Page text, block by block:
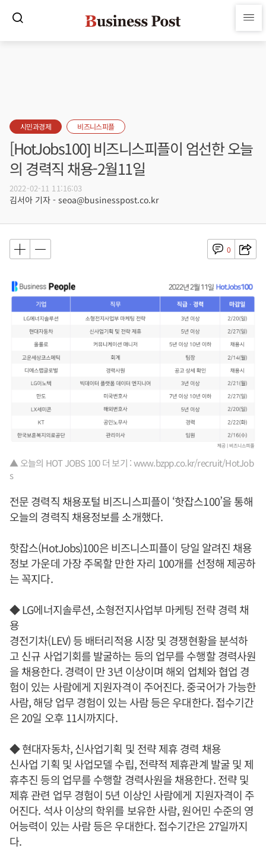
시민과경제 비즈니스피플
[HotJobs100] 비즈니스피플이 엄선한 오늘
의 경력직 채용-2월11일
2022-02-11 11:16:03
김서아 기자 - seoa@businesspost.co.kr
0
▲ 오늘의 HOT JOBS 100 더 보기 : www.bzpp.co.kr/recruit/HotJob
s
전문 경력직 채용포털 비즈니스피플이 ‘핫잡스100’을 통해
오늘의 경력직 채용정보를 소개했다.
핫잡스(HotJobs)100은 비즈니스피플이 당일 알려진 채용
정보 가운데 가장 주목할 만한 자리 100개를 선정해 제공하
는 꼭지다.
◆ LG에너지솔루션, 소형전지사업부 마케팅 전략 경력 채
용
경전기차(LEV) 등 배터리적용 시장 및 경쟁현황을 분석하
고 신규 사업기회를 발굴하는 등의 업무를 수행할 경력사원
을 채용한다. 경력이 만 3년 이상이며 해외 업체와 협업 경
험이 있는 사람에게 지원자격이 주어진다. 중국어가 가능한
사람, 해당 업무 경험이 있는 사람 등은 우대한다. 접수기간
은 20일 오후 11시까지다.
◆ 현대자동차, 신사업기획 및 전략 제휴 경력 채용
신사업 기획 및 사업모델 수립, 전략적 제휴관계 발굴 및 제
휴추진 등의 업무를 수행할 경력사원을 채용한다. 전략 및
제휴 관련 업무 경험이 5년 이상인 사람에게 지원자격이 주
어진다. 석사 이상의 학위를 보유한 사람, 원어민 수준의 영
어능력이 있는 사람 등은 우대한다. 접수기간은 27일까지
다.